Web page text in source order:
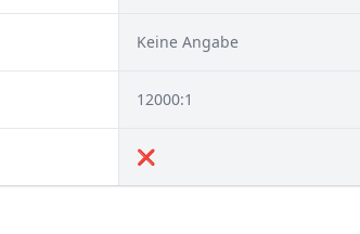
Keine Angabe
12000:1
❌